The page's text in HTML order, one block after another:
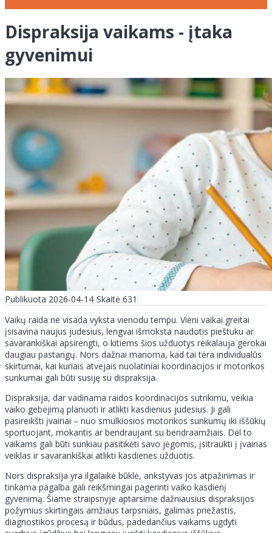
Dispraksija vaikams - įtaka
gyvenimui
Publikuota 2026-04-14 Skaitė 631
Vaikų raida ne visada vyksta vienodu tempu. Vieni vaikai greitai
įsisavina naujus judesius, lengvai išmoksta naudotis pieštuku ar
savarankiškai apsirengti, o kitiems šios užduotys reikalauja gerokai
daugiau pastangų. Nors dažnai manoma, kad tai tėra individualūs
skirtumai, kai kuriais atvejais nuolatiniai koordinacijos ir motorikos
sunkumai gali būti susiję su dispraksija.
Dispraksija, dar vadinama raidos koordinacijos sutrikimu, veikia
vaiko gebėjimą planuoti ir atlikti kasdienius judesius. Ji gali
pasireikšti įvairiai – nuo smulkiosios motorikos sunkumų iki iššūkių
sportuojant, mokantis ar bendraujant su bendraamžiais. Dėl to
vaikams gali būti sunkiau pasitikėti savo jėgomis, įsitraukti į įvairias
veiklas ir savarankiškai atlikti kasdienes užduotis.
Nors dispraksija yra ilgalaikė būklė, ankstyvas jos atpažinimas ir
tinkama pagalba gali reikšmingai pagerinti vaiko kasdienį
gyvenimą. Šiame straipsnyje aptarsime dažniausius dispraksijos
požymius skirtingais amžiaus tarpsniais, galimas priežastis,
diagnostikos procesą ir būdus, padedančius vaikams ugdyti